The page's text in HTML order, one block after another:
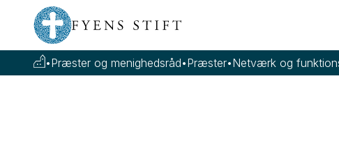
•Præster og menighedsråd•Præster•Netværk og